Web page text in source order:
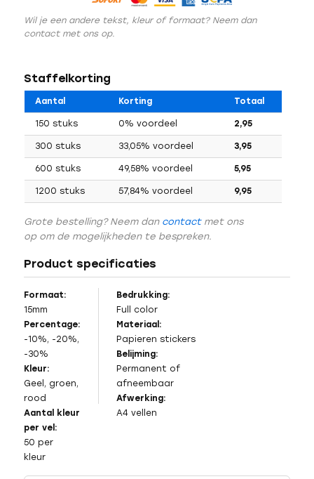
Wil je een andere tekst, kleur of formaat? Neem dan
contact met ons op.
Staffelkorting
Aantal Korting Totaal
150 stuks 0% voordeel 2,95
300 stuks 33,05% voordeel 3,95
600 stuks 49,58% voordeel 5,95
1200 stuks 57,84% voordeel 9,95
Grote bestelling? Neem dan contactmet ons
op om de mogelijkheden te bespreken.
Product specificaties
Formaat:
15mm
Percentage:
-10%, -20%,
-30%
Kleur:
Geel, groen,
rood
Aantal kleur
per vel:
50 per
kleur
Bedrukking:
Full color
Materiaal:
Papieren stickers
Belijming:
Permanent of
afneembaar
Afwerking:
A4 vellen